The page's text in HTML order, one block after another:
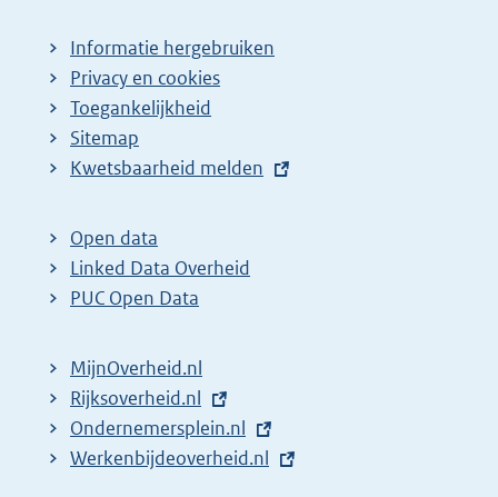
Informatie hergebruiken
Privacy en cookies
Toegankelijkheid
Sitemap
E
t
e
r
l
i
n
k
Kwetsbaarheid melden
Open data
Linked Data Overheid
PUC Open Data
MijnOverheid.nl
E
x
t
Rijksoverheid.nl
E
x
Ondernemersplein.nl
E
Werkenbijdeoverheid.nl